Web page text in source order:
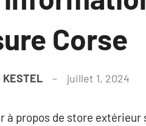
Corse
juillet 1, 2024
à propos de store extérieur